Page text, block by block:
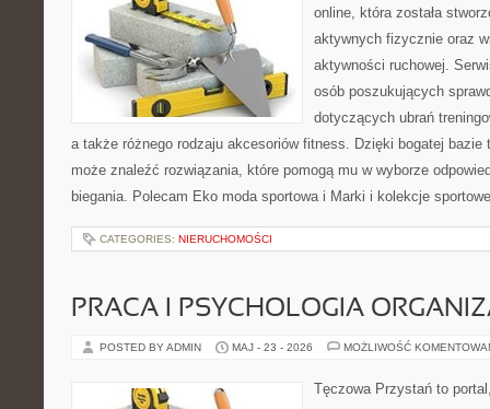
online, która została
aktywnych fizycznie oraz
aktywności ruchowej.
osób poszukujących
dotyczących ubrań
a także różnego rodzaju akcesoriów fitness. Dzięki bogatej
może znaleźć rozwiązania, które pomogą mu w wyborze
biegania. Polecam Eko moda sportowa i Marki i kolekcje
CATEGORIES: NIERUCHOMOŚCI
PRACA I PSYCHOLOGIA
POSTED BY ADMIN MAJ - 23 - 2026 MOŻLIWOŚĆ
Tęczowa Przystań to